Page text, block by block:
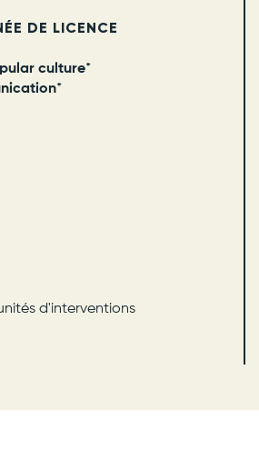
DE LICENCE
culture*
*
d'interventions